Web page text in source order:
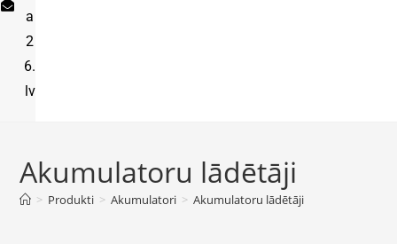
a
2
6.
lv
Akumulatoru lādētāji
> Produkti > Akumulatori > Akumulatoru lādētāji